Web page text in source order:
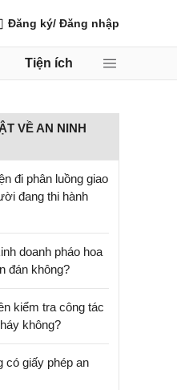
Đăng ký/ Đăng nhập
Tiện ích
VỀ AN NINH
đi phân luồng giao
đang thi hành
doanh pháo hoa
đán không?
kiểm tra công tác
không?
có giấy phép an